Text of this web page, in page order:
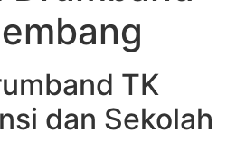
TK
dan Sekolah